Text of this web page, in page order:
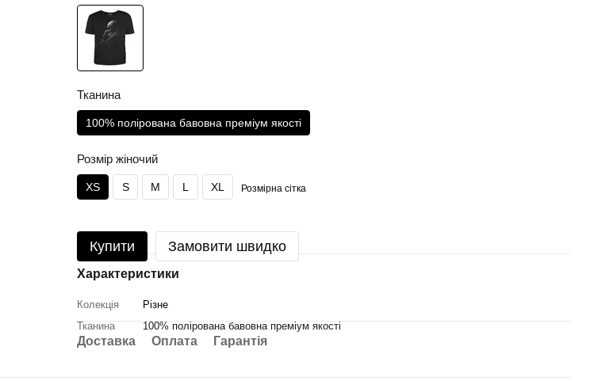
Тканина
100% полірована бавовна преміум якості
Розмір жіночий
XS S M L XL Розмірна сітка
Купити Замовити швидко
Характеристики
Колекція
Різне
Тканина
100% полірована бавовна преміум якості
Доставка Оплата Гарантія